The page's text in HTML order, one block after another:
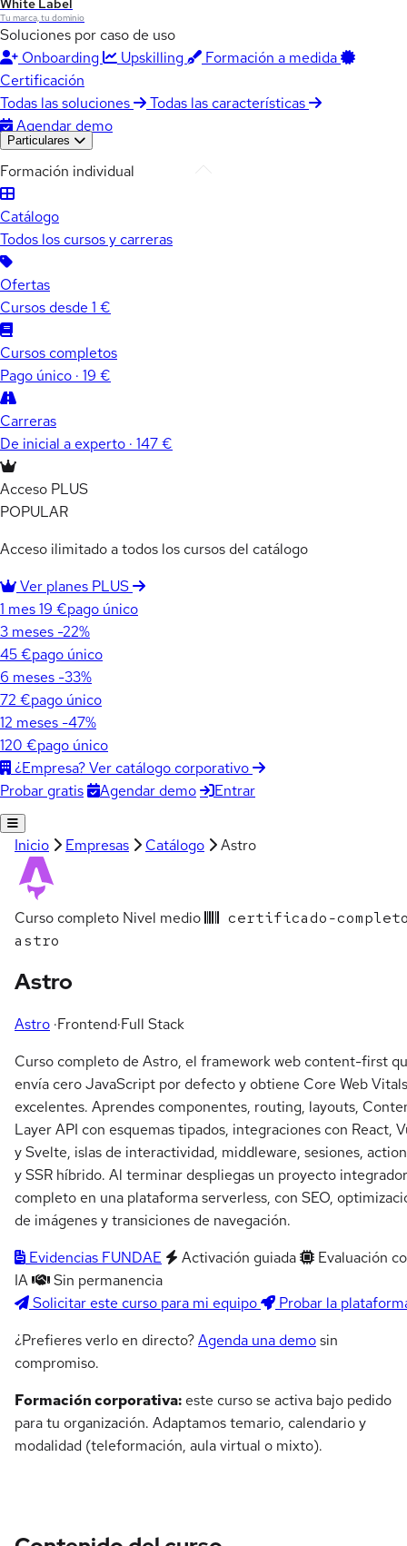
White Label
Tu marca, tu dominio
Soluciones por caso de uso
Onboarding
Upskilling
Formación a medida
Certificación
Todas las soluciones
Todas las características
Agendar demo
Particulares
Formación individual
Catálogo
Todos los cursos y carreras
Ofertas
Cursos desde 1 €
Cursos completos
Pago único · 19 €
Carreras
De inicial a experto · 147 €
Acceso PLUS
POPULAR
Acceso ilimitado a todos los cursos del catálogo
Ver planes PLUS
1 mes19 €pago único
3 meses -22%
45 €pago único
6 meses -33%
72 €pago único
12 meses -47%
120 €pago único
¿Empresa? Ver catálogo corporativo
Probar gratis
Agendar demo Entrar
Inicio Empresas Catálogo Astro
Curso completo Nivel medio
certificado-
astro
Astro
Astro ·Frontend·Full Stack
Curso completo de Astro, el framework web content-first
envía cero JavaScript por defecto y obtiene Core Web Vitals
excelentes. Aprendes componentes, routing, layouts,
Layer API con esquemas tipados, integraciones con React,
y Svelte, islas de interactividad, middleware, sesiones,
y SSR híbrido. Al terminar despliegas un proyecto integrador
completo en una plataforma serverless, con SEO,
de imágenes y transiciones de navegación.
Evidencias FUNDAE
Activación guiada
Evaluación
IA
Sin permanencia
Solicitar este curso para mi equipo
Probar la
¿Prefieres verlo en directo?Agenda una demosin
compromiso.
Formación corporativa: este curso se activa bajo pedido
para tu organización. Adaptamos temario, calendario y
modalidad (teleformación, aula virtual o mixto).